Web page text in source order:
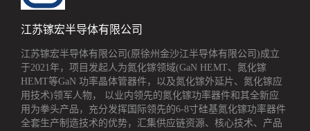
江苏镓宏半导体有限公司
江苏镓宏半导体有限公司(原徐州金沙江半导体有限公司)成立
于2021年，项目发起人为氮化镓领域(GaN HEMT、氮化镓
HEMT等GaN 功率晶体管器件，以及氮化镓外延片、氮化镓应
用技术)领军人物， 以业内领先的氮化镓功率器件和其全新应
用为拳头产品，充分发挥国际领先的6-8寸硅基氮化镓功率器件
全套生产制造技术的优势，汇集供应链资源、核心技术、产品